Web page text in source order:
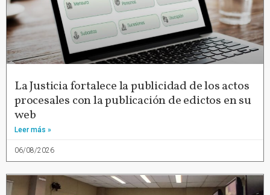
La Justicia fortalece la publicidad de los actos
procesales con la publicación de edictos en su
web
Leer más »
06/08/2026